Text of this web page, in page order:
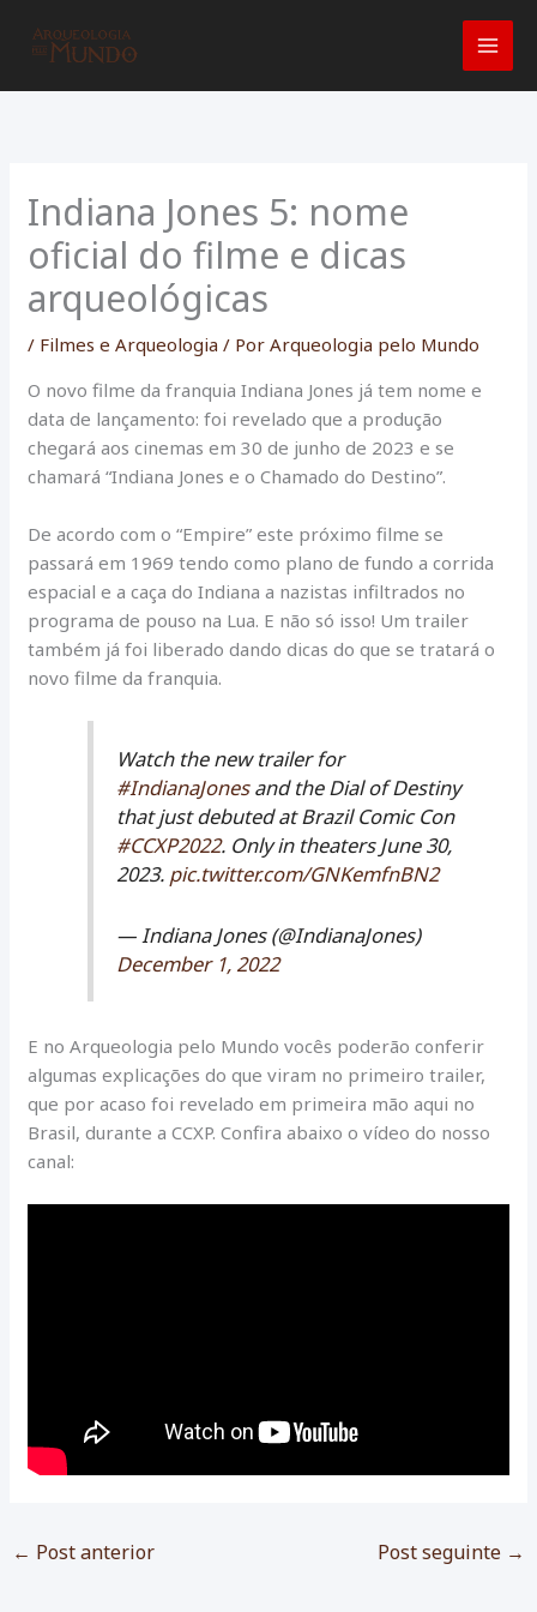
para
Indiana Jones 5: nome
oficial do filme e dicas
arqueológicas
/ Filmes e Arqueologia / PorArqueologia pelo Mundo
O novo filme da franquia Indiana Jones já tem nome e
data de lançamento: foi revelado que a produção
chegará aos cinemas em 30 de junho de 2023 e se
chamará “Indiana Jones e o Chamado do Destino”.
De acordo com o “Empire” este próximo filme se
passará em 1969 tendo como plano de fundo a corrida
espacial e a caça do Indiana a nazistas infiltrados no
programa de pouso na Lua. E não só isso! Um trailer
também já foi liberado dando dicas do que se tratará o
novo filme da franquia.
Watch the new trailer for
#IndianaJonesand the Dial of Destiny
that just debuted at Brazil Comic Con
#CCXP2022. Only in theaters June 30,
2023. pic.twitter.com/GNKemfnBN2
— Indiana Jones (@IndianaJones)
December 1, 2022
E no Arqueologia pelo Mundo vocês poderão conferir
algumas explicações do que viram no primeiro trailer,
que por acaso foi revelado em primeira mão aqui no
Brasil, durante a CCXP. Confira abaixo o vídeo do nosso
canal:
← Post anterior Post seguinte →